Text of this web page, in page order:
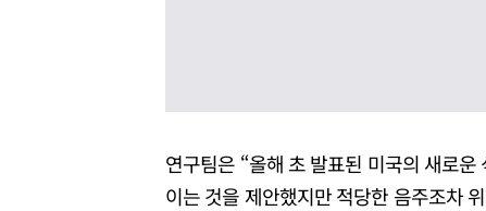
연구팀은 “올해 초 발표된 미국의 새로
이는 것을 제안했지만 적당한 음주조차